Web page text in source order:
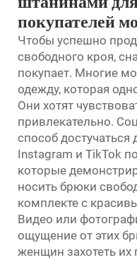
покупателей
Чтобы успешно
свободного кроя,
покупает. Многие
одежду, которая
Они хотят
привлекательно.
способ
Instagram и TikTok
которые
носить брюки
комплекте с
Видео или
ощущение от этих
женщин захотеть